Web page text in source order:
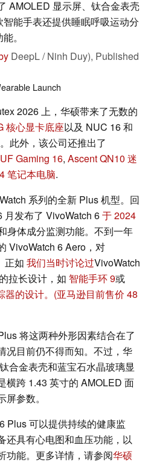
AMOLED 显示屏、钛合金表壳
能手表还提供睡眠呼吸运动分
。
DeepL / Ninh Duy), Published
Launch
2026 上，华硕带来了无数的
核心显卡底座以及 NUC 16 和
此外，该公司还推出了
Gaming 16, Ascent QN10 迷
笔记本电脑.
系列的全新 Plus 机型。回
月发布了 VivoWatch 6于 2024
身体成分监测功能。不到一年
VivoWatch 6 Aero，对
正如 我们当时讨论过VivoWatch
拉长设计，如 智能手环 9或
的设计。 (亚马逊目前售价 48
将这两种外形因素结合在了
况目前仍不得而知。不过，华
合金表壳和蓝宝石水晶玻璃显
横跨 1.43 英寸的 AMOLED 面
参数。
Plus 可以提供持续的健康监
还具有心电图和血压功能，以
功能。更多详情，请参阅华硕